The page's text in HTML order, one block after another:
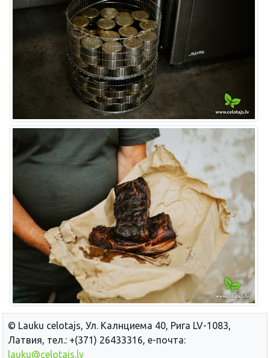
© Lauku сelotajs, Ул. Калнциема 40, Рига LV-1083,
Латвия, тел.: +(371) 26433316, е-почта:
lauku@celotajs.lv